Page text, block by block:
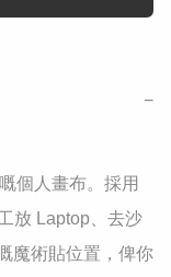
−
個人畫布。採用
放 Laptop、去沙
魔術貼位置，俾你